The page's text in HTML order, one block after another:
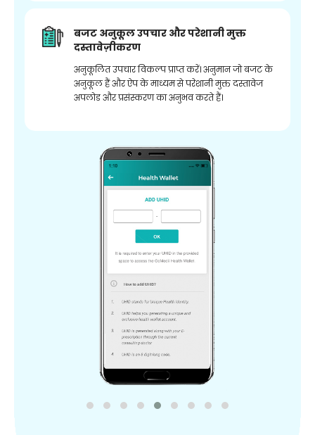
बजट अनुकूल उपचार और परेशानी मुक्त
दस्तावेज़ीकरण
अनुकूलित उपचार विकल्प प्राप्त करें। अनुमान जो बजट के
अनुकूल हैं और ऐप के माध्यम से परेशानी मुक्त दस्तावेज
अपलोड और प्रसंस्करण का अनुभव करते हैं।